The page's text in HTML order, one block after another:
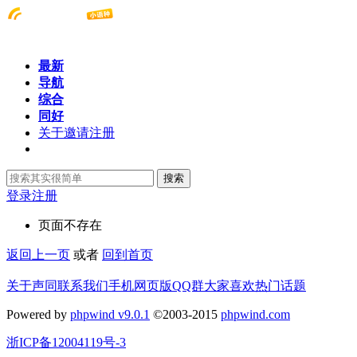
最新
导航
综合
同好
关于邀请注册
搜索
登录注册
页面不存在
返回上一页 或者 回到首页
关于声同联系我们手机网页版QQ群大家喜欢热门话题
Powered by phpwind v9.0.1 ©2003-2015 phpwind.com
浙ICP备12004119号-3